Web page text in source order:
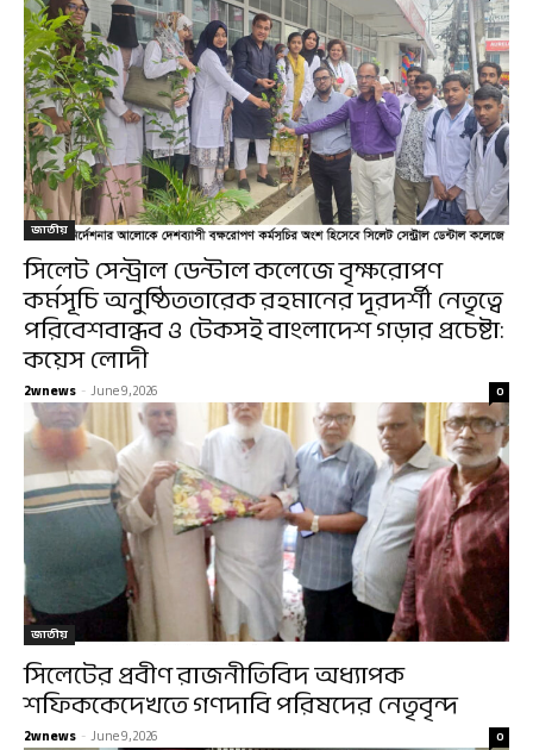
জাতীয়
সিলেট সেন্ট্রাল ডেন্টাল কলেজে বৃক্ষরোপণ
কর্মসূচি অনুষ্ঠিততারেক রহমানের দূরদর্শী নেতৃত্বে
পরিবেশবান্ধব ও টেকসই বাংলাদেশ গড়ার প্রচেষ্টা:
কয়েস লোদী
2wnews -June 9, 2026 0
জাতীয়
সিলেটের প্রবীণ রাজনীতিবিদ অধ্যাপক
শফিককেদেখতে গণদাবি পরিষদের নেতৃবৃন্দ
2wnews -June 9, 2026 0